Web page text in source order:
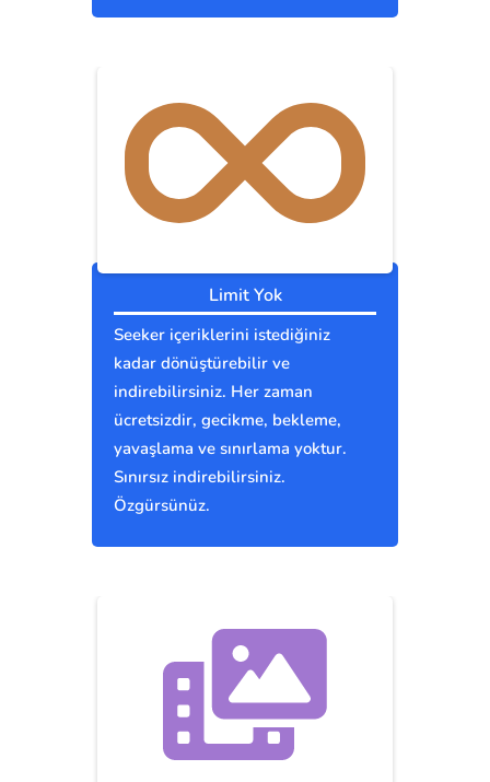
Limit Yok
Seeker içeriklerini istediğiniz
kadar dönüştürebilir ve
indirebilirsiniz. Her zaman
ücretsizdir, gecikme, bekleme,
yavaşlama ve sınırlama yoktur.
Sınırsız indirebilirsiniz.
Özgürsünüz.